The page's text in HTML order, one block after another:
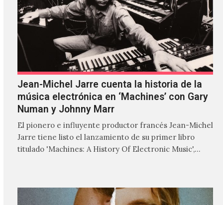
Jean-Michel Jarre cuenta la historia de la
música electrónica en ‘Machines’ con Gary
Numan y Johnny Marr
El pionero e influyente productor francés Jean-Michel
Jarre tiene listo el lanzamiento de su primer libro
titulado 'Machines: A History Of Electronic Music',